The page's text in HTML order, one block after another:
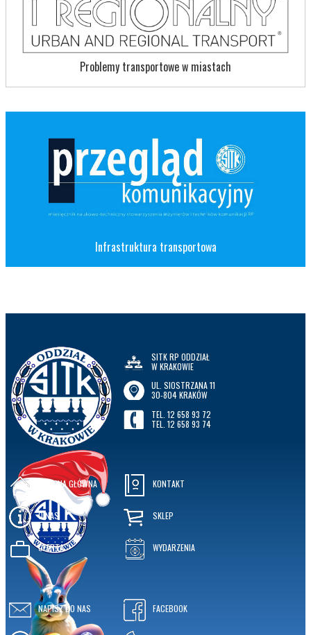
Problemy transportowe w miastach
Infrastruktura transportowa
SITK RP ODDZIAŁ
W KRAKOWIE
UL. SIOSTRZANA 11
30-804 KRAKÓW
TEL. 12 658 93 72
TEL. 12 658 93 74
STRONA GŁÓWNA
O NAS
OFERTA
KONTAKT
SKLEP
WYDARZENIA
NAPISZ DO NAS FACEBOOK